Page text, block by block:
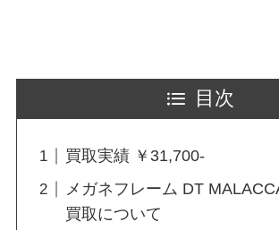
目次
買取実績 ￥31,700-
メガネフレーム DT
買取について